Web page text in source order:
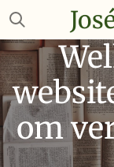
Ga
naar
de
hoofdinhoud
om